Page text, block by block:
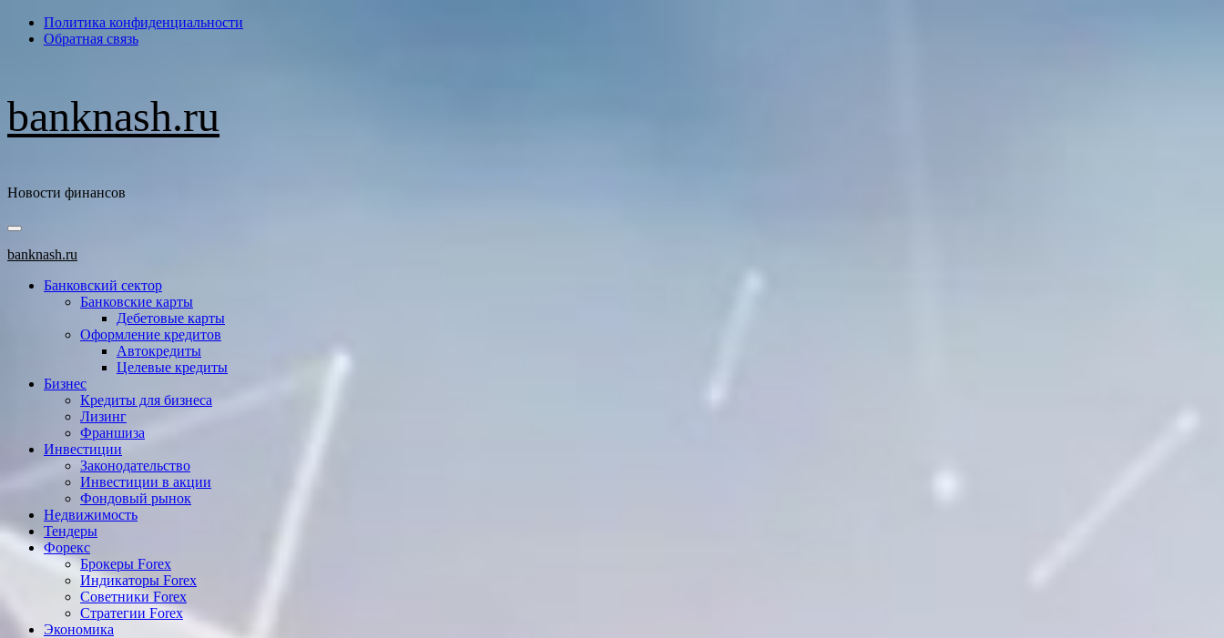
ПерейтиПолитика конфиденциальности
Обратная связь
banknash.ru
Новости финансов
Основное
меню
banknash.ru
Банковский сектор
Банковские карты
Дебетовые карты
Оформление кредитов
Автокредиты
Целевые кредиты
Бизнес
Кредиты для бизнеса
Лизинг
Франшиза
Инвестиции
Законодательство
Инвестиции в акции
Фондовый рынок
Недвижимость
Тендеры
Форекс
Брокеры Forex
Индикаторы Forex
Советники Forex
Стратегии Forex
Экономика